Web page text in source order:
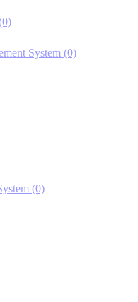
System (0)
(0)